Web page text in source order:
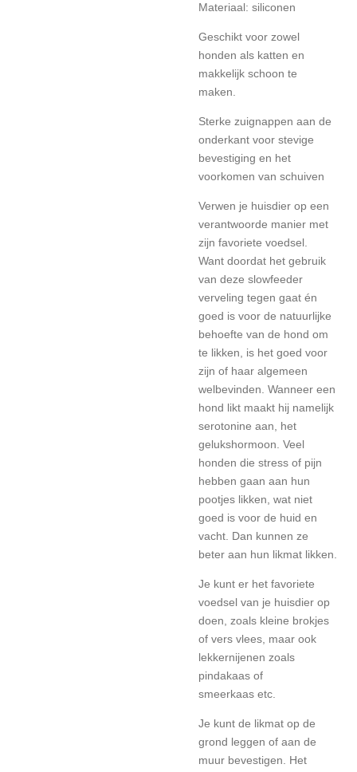
Materiaal: siliconen
Geschikt voor zowel
honden als katten en
makkelijk schoon te
maken.
Sterke zuignappen aan de
onderkant voor stevige
bevestiging en het
voorkomen van schuiven
Verwen je huisdier op een
verantwoorde manier met
zijn favoriete voedsel.
Want doordat het gebruik
van deze slowfeeder
verveling tegen gaat én
goed is voor de natuurlijke
behoefte van de hond om
te likken, is het goed voor
zijn of haar algemeen
welbevinden. Wanneer een
hond likt maakt hij namelijk
serotonine aan, het
gelukshormoon. Veel
honden die stress of pijn
hebben gaan aan hun
pootjes likken, wat niet
goed is voor de huid en
vacht. Dan kunnen ze
beter aan hun likmat likken.
Je kunt er het favoriete
voedsel van je huisdier op
doen, zoals kleine brokjes
of vers vlees, maar ook
lekkernijenen zoals
pindakaas of
smeerkaas etc.
Je kunt de likmat op de
grond leggen of aan de
muur bevestigen. Het